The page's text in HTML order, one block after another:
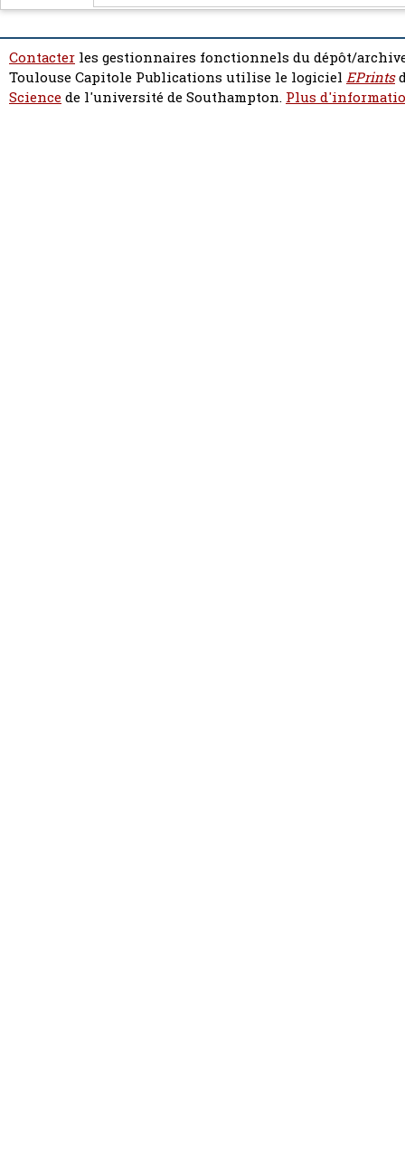
Contacter les gestionnaires fonctionnels du dépôt/
Toulouse Capitole Publications utilise le logiciel EPrints
Sciencede l'université de Southampton. Plus